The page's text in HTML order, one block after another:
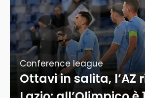
Conference league
Ottavi in salita, l’AZ